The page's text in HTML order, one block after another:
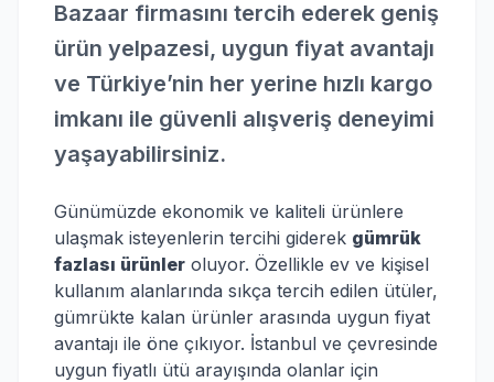
Bazaar firmasını tercih ederek geniş
ürün yelpazesi, uygun fiyat avantajı
ve Türkiye’nin her yerine hızlı kargo
imkanı ile güvenli alışveriş deneyimi
yaşayabilirsiniz.
Günümüzde ekonomik ve kaliteli ürünlere
ulaşmak isteyenlerin tercihi giderek gümrük
fazlası ürünler oluyor. Özellikle ev ve kişisel
kullanım alanlarında sıkça tercih edilen ütüler,
gümrükte kalan ürünler arasında uygun fiyat
avantajı ile öne çıkıyor. İstanbul ve çevresinde
uygun fiyatlı ütü arayışında olanlar için